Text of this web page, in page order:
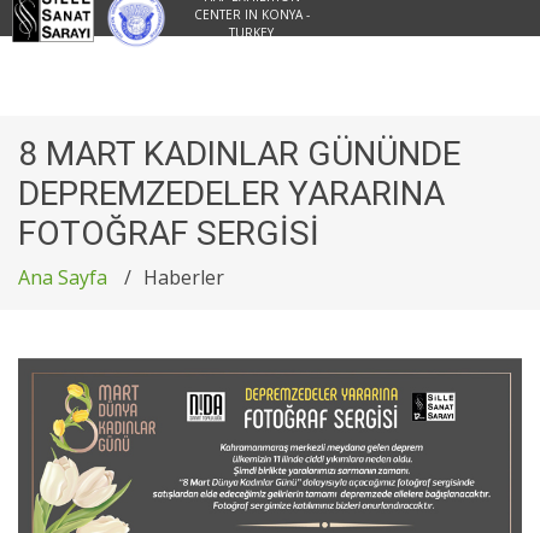
CENTER IN KONYA -
TURKEY
8 MART KADINLAR GÜNÜNDE
DEPREMZEDELER YARARINA
FOTOĞRAF SERGİSİ
Ana Sayfa Haberler